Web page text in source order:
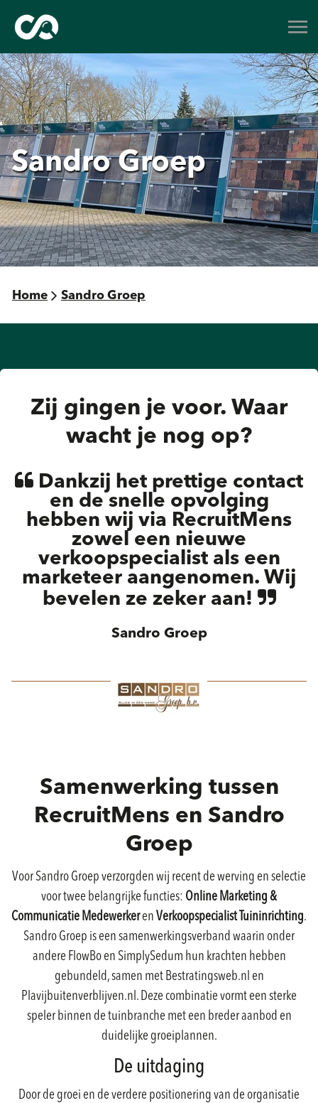
Sandro Groep
Home Sandro Groep
Zij gingen je voor. Waar
wacht je nog op?
Dankzij het prettige contact
en de snelle opvolging
hebben wij via RecruitMens
zowel een nieuwe
verkoopspecialist als een
marketeer aangenomen. Wij
bevelen ze zeker aan!
Sandro Groep
Samenwerking tussen
RecruitMens en Sandro
Groep
VoorSandro Groep verzorgden wij recent de werving en selectie
voor twee belangrijke functies: Online Marketing &
Communicatie Medewerkeren Verkoopspecialist Tuininrichting.
Sandro Groep is een samenwerkingsverband waarin onder
andere FlowBo en SimplySedum hun krachten hebben
gebundeld, samen met Bestratingsweb.nl en
Plavijbuitenverblijven.nl. Deze combinatie vormt een sterke
speler binnen de tuinbranche met een breder aanbod en
duidelijke groeiplannen.
De uitdaging
Door de groei en de verdere positionering van de organisatie